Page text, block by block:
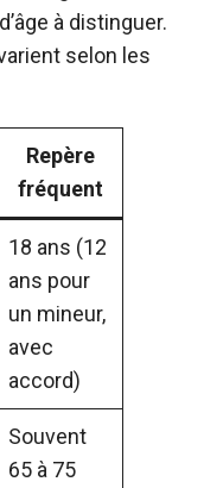
à distinguer.
selon les
Repère
fréquent
18 ans (12
ans pour
un mineur,
avec
accord)
Souvent
65 à 75